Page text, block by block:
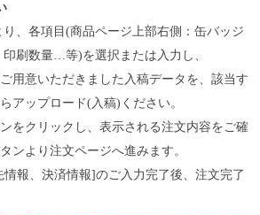
り、各項目(商品ページ上部右側：缶バッジ
刷数量…等)を選択または入力し、
用意いただきました入稿データを、該当す
アップロード(入稿)ください。
をクリックし、表示される注文内容をご確
ンより注文ページへ進みます。
報、決済情報]のご入力完了後、注文完了